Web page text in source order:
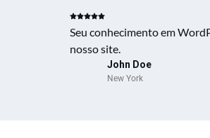
Seu conhecimento em
nosso site.
John Doe
New York